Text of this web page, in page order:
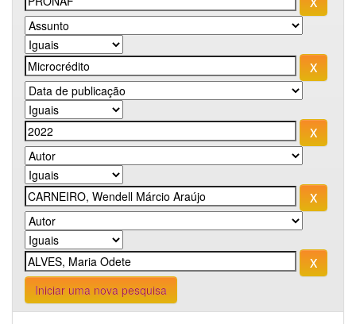
Iniciar uma nova pesquisa